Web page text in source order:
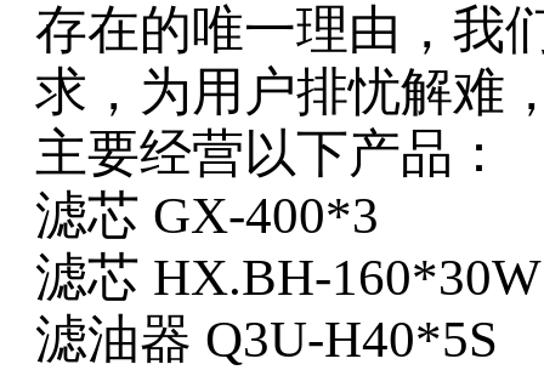
存在的唯一理由，我
求，为用户排忧解难
主要经营以下产品：
滤芯 GX-400*3
滤芯 HX.BH-160*30W
滤油器 Q3U-H40*5S